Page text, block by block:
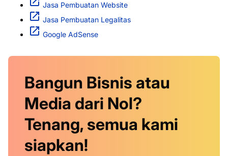
Jasa Pembuatan Website
Jasa Pembuatan Legalitas
Google AdSense
Bangun Bisnis atau
Media dari Nol?
Tenang, semua kami
siapkan!